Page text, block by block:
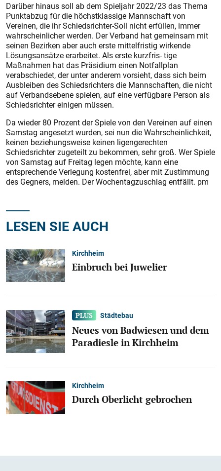
Darüber hinaus soll ab dem Spieljahr 2022/23 das Thema
Punktabzug für die höchstklassige Mannschaft von
Vereinen, die ihr Schiedsrichter-Soll nicht erfüllen, immer
wahrscheinlicher werden. Der Verband hat gemeinsam mit
seinen Bezirken aber auch erste mittelfristig wirkende
Lösungsansätze erarbeitet. Als erste kurzfris- tige
Maßnahmen hat das Präsidium einen Notfallplan
verabschiedet, der unter anderem vorsieht, dass sich beim
Ausbleiben des Schiedsrichters die Mannschaften, die nicht
auf Verbandsebene spielen, auf eine verfügbare Person als
Schiedsrichter einigen müssen.
Da wieder 80 Prozent der Spiele von den Vereinen auf einen
Samstag angesetzt wurden, sei nun die Wahrscheinlichkeit,
keinen beziehungsweise keinen ligengerechten
Schiedsrichter zugeteilt zu bekommen, sehr groß. Wer Spiele
von Samstag auf Freitag legen möchte, kann eine
entsprechende Verlegung kostenfrei, aber mit Zustimmung
des Gegners, melden. Der Wochentagzuschlag entfällt. pm
LESEN SIE AUCH
Kirchheim
Einbruch bei Juwelier
Städtebau
Neues von Badwiesen und dem
Paradiesle in Kirchheim
Kirchheim
Durch Oberlicht gebrochen